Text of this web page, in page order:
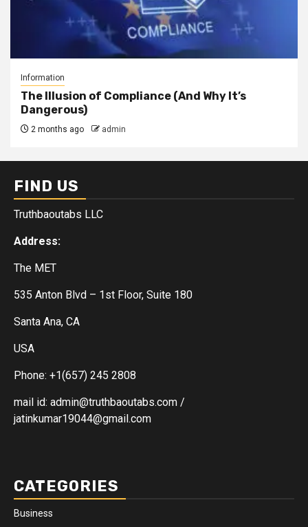
Information
The Illusion of Compliance (And Why It’s
Dangerous)
2 months ago admin
FIND US
Truthbaoutabs LLC
Address:
The MET
535 Anton Blvd – 1st Floor, Suite 180
Santa Ana, CA
USA
Phone: +1(657) 245 2808
mail id: admin@truthbaoutabs.com /
jatinkumar19044@gmail.com
CATEGORIES
Business